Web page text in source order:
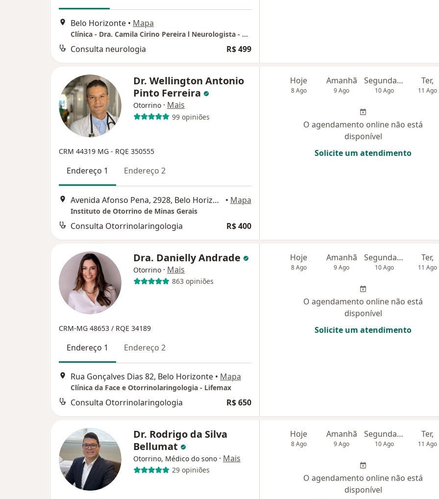
Belo Horizonte • Mapa
Clínica - Dra. Camila Cirino Pereira l Neurologista - MG
Consulta neurologia R$ 499
Dr. Wellington Antonio
Pinto Ferreira
Otorrino · Mais
99 opiniões
CRM 44319 MG - RQE 350555
Endereço 1 Endereço 2
Avenida Afonso Pena, 2928, Belo Horizonte • Mapa
Instituto de Otorrino de Minas Gerais
Consulta Otorrinolaringologia R$ 400
Hoje
8 Ago
Amanhã
9 Ago
Segunda-feira
10 Ago
Ter,
11 Ago
O agendamento online não está
disponível
Solicite um atendimento
Dra. Danielly Andrade
Otorrino · Mais
863 opiniões
CRM-MG 48653 / RQE 34189
Endereço 1 Endereço 2
Rua Gonçalves Dias 82, Belo Horizonte • Mapa
Clínica da Face e Otorrinolaringologia - Lifemax
Consulta Otorrinolaringologia R$ 650
Hoje
8 Ago
Amanhã
9 Ago
Segunda-feira
10 Ago
Ter,
11 Ago
O agendamento online não está
disponível
Solicite um atendimento
Dr. Rodrigo da Silva
Bellumat
Otorrino, Médico do sono · Mais
29 opiniões
Hoje
8 Ago
Amanhã
9 Ago
Segunda-feira
10 Ago
Ter,
11 Ago
O agendamento online não está
disponível